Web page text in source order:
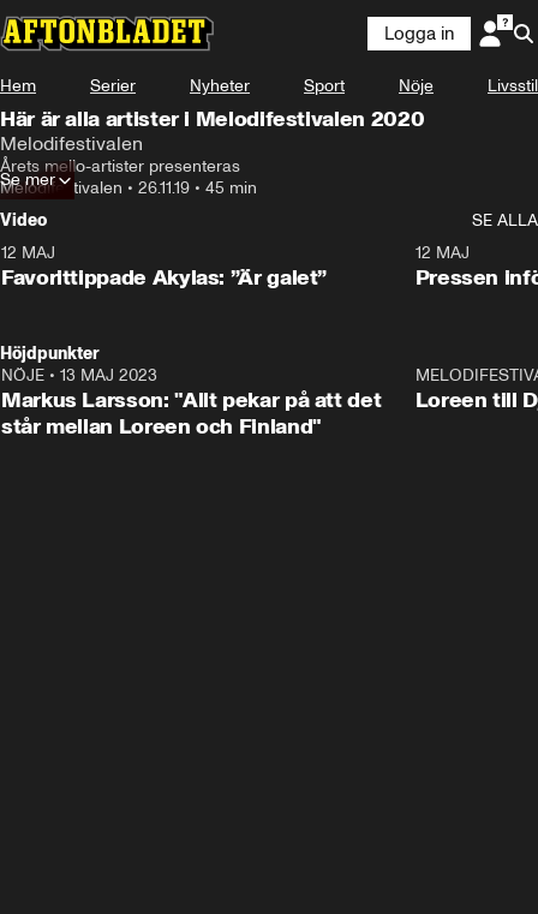
Logga in
Hem Serier Nyheter Sport Nöje Livsstil
Här är alla artister i Melodifestivalen 2020
Melodifestivalen
Årets mello-artister presenteras
Melodifestivalen • 26.11.19 • 45 min
Se mer
Video
SE ALLA
12 MAJ
Favorittippade Akylas: ”Är galet”
12 MAJ
Pressen
Höjdpunkter
NÖJE • 13 MAJ 2023
Markus Larsson: "Allt pekar på att det
står mellan Loreen och Finland"
Loreen till